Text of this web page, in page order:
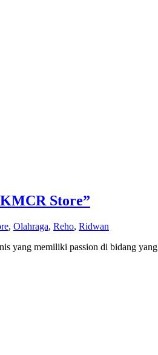
Store”
, Olahraga, Reho, Ridwan
yang memiliki passion di bidang yang